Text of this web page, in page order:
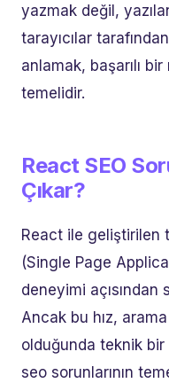
yazmak değil,
tarayıcılar
anlamak, başarılı
temelidir.
React SEO
Çıkar?
React ile geliştirilen
(Single Page
deneyimi açısından
Ancak bu hız,
olduğunda teknik bir
seo sorunlarının